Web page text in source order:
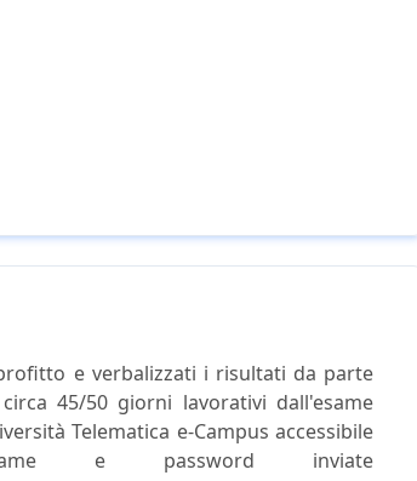
e verbalizzati i risultati da parte
45/50 giorni lavorativi dall'esame
Telematica e-Campus accessibile
e password inviate